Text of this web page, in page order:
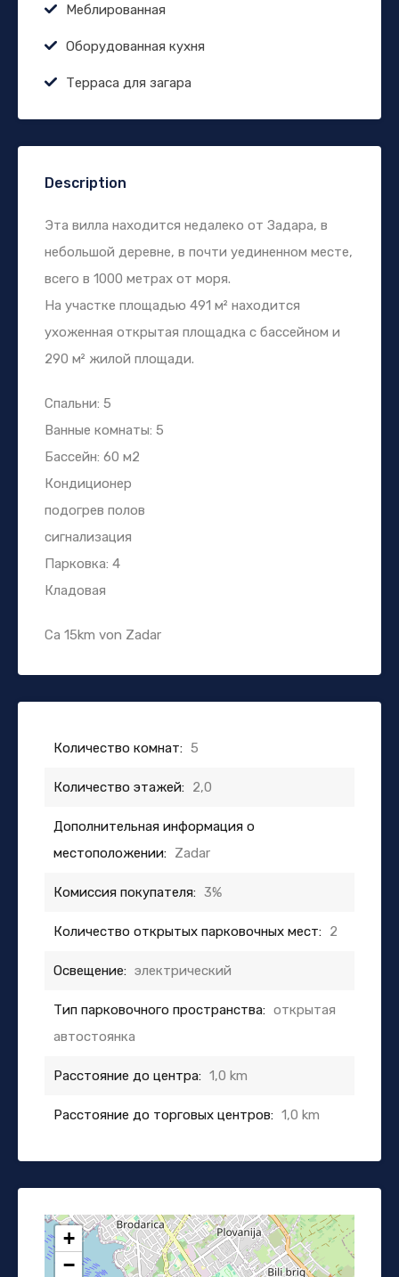
Меблированная
Оборудованная кухня
Терраса для загара
Description
Эта вилла находится недалеко от Задара, в
небольшой деревне, в почти уединенном месте,
всего в 1000 метрах от моря.
На участке площадью 491 м² находится
ухоженная открытая площадка с бассейном и
290 м² жилой площади.
Спальни: 5
Ванные комнаты: 5
Бассейн: 60 м2
Кондиционер
подогрев полов
сигнализация
Парковка: 4
Кладовая
Ca 15km von Zadar
Количество комнат: 5
Количество этажей: 2,0
Дополнительная информация о
местоположении: Zadar
Комиссия покупателя: 3%
Количество открытых парковочных мест: 2
Освещение: электрический
Тип парковочного пространства: открытая
автостоянка
Расстояние до центра: 1,0 km
Расстояние до торговых центров: 1,0 km
+
−